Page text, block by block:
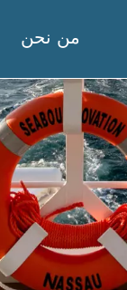
من نحن